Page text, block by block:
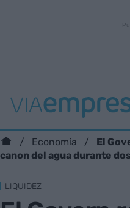
Economía
El
canon del agua durante
LIQUIDEZ